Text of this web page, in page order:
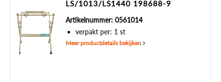
LS/1013/LS1440 198688-9
Artikelnummer: 0561014
verpakt per: 1 st
Meer productdetails bekijken